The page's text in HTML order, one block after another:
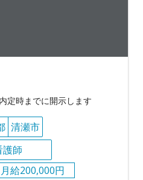
定時までに開示します
清瀬市
護師
月給200,000円